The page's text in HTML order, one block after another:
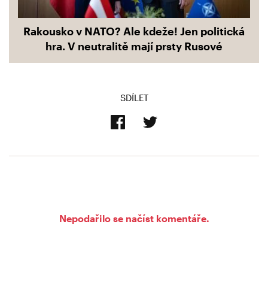
Rakousko v NATO? Ale kdeže! Jen politická
hra. V neutralitě mají prsty Rusové
SDÍLET
Nepodařilo se načíst komentáře.